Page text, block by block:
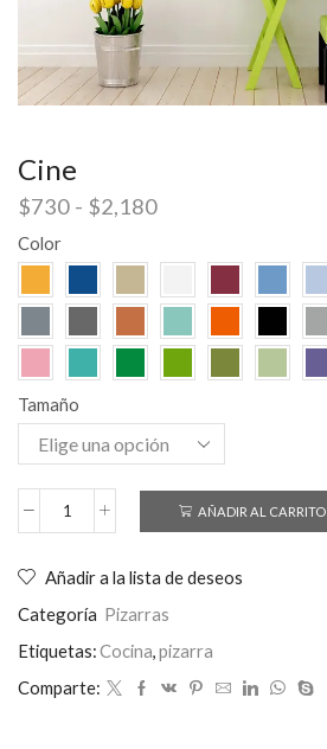
Cine
$730 - $2,180
Color
Tamaño
AÑADIR AL CARRITO
Añadir a la lista de deseos
Categoría Pizarras
Etiquetas:Cocina,pizarra
Comparte: